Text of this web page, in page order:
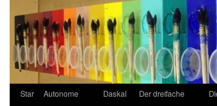
Star
Autonome
Daskal
Der dreifache